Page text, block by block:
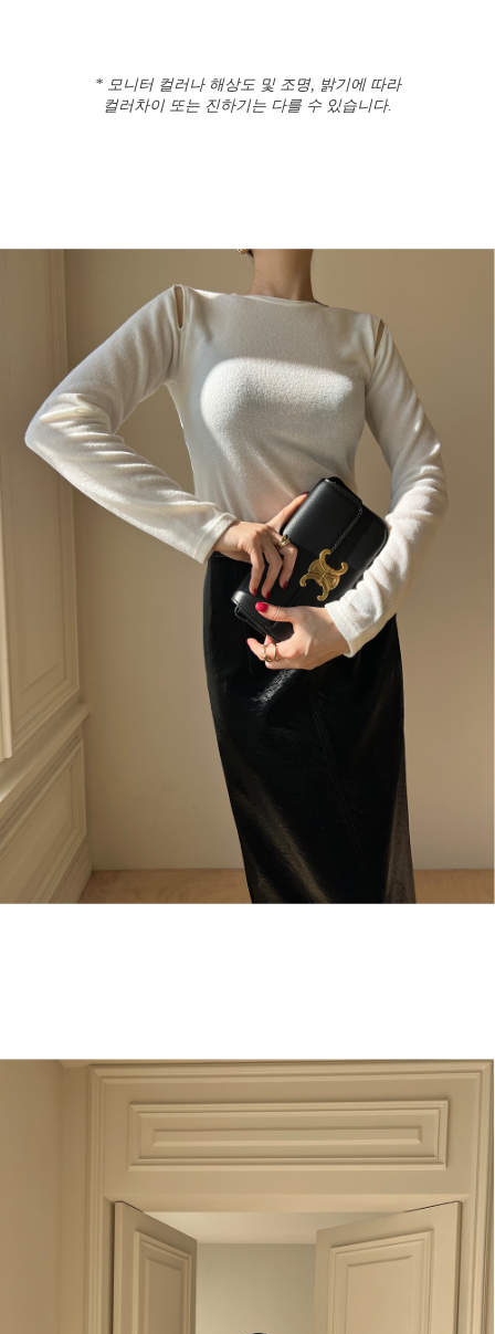
* 모니터 컬러나 해상도 및 조명, 밝기에 따라
컬러차이 또는 진하기는 다를 수 있습니다.